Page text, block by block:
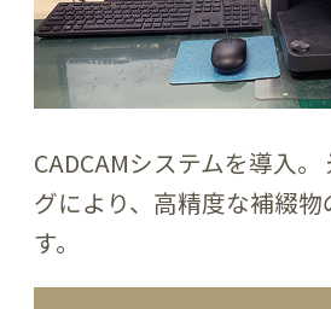
CADCAMシステムを導入
グにより、高精度な補綴
す。